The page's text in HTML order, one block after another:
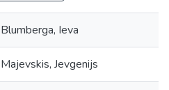
Blumberga, Ieva
Majevskis, Jevgenijs